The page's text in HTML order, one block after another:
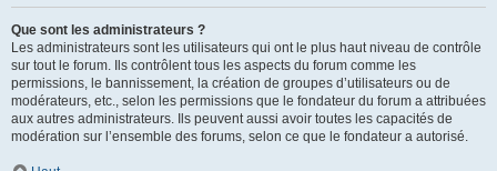
Que sont les administrateurs ?
Les administrateurs sont les utilisateurs qui ont le plus haut niveau de contrôle
sur tout le forum. Ils contrôlent tous les aspects du forum comme les
permissions, le bannissement, la création de groupes d’utilisateurs ou de
modérateurs, etc., selon les permissions que le fondateur du forum a attribuées
aux autres administrateurs. Ils peuvent aussi avoir toutes les capacités de
modération sur l’ensemble des forums, selon ce que le fondateur a autorisé.